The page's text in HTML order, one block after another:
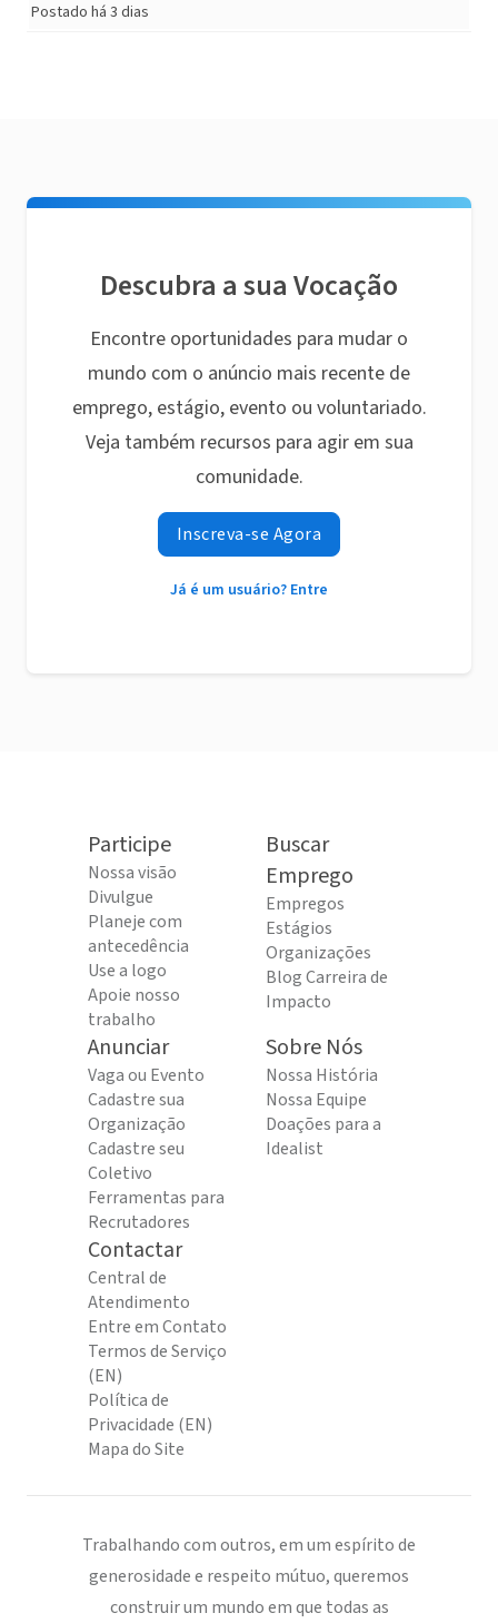
Postado há 3 dias
Descubra a sua Vocação
Encontre oportunidades para mudar o
mundo com o anúncio mais recente de
emprego, estágio, evento ou voluntariado.
Veja também recursos para agir em sua
comunidade.
Inscreva-se Agora
Já é um usuário? Entre
Participe
Nossa visão
Divulgue
Planeje com
antecedência
Use a logo
Apoie nosso
trabalho
Buscar
Emprego
Empregos
Estágios
Organizações
Blog Carreira de
Impacto
Anunciar
Vaga ou Evento
Cadastre sua
Organização
Cadastre seu
Coletivo
Ferramentas para
Recrutadores
Sobre Nós
Nossa História
Nossa Equipe
Doações para a
Idealist
Contactar
Central de
Atendimento
Entre em Contato
Termos de Serviço
(EN)
Política de
Privacidade (EN)
Mapa do Site
Trabalhando com outros, em um espírito de
generosidade e respeito mútuo, queremos
construir um mundo em que todas as